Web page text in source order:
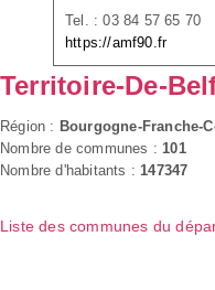
Tel. : 03 84 57 65 70
https://amf90.fr
Territoire-De-
Région : Bourgogne-Franche-
Nombre de communes : 101
Nombre d'habitants : 147347
Liste des communes du